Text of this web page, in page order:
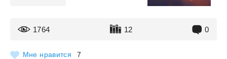
1764 12 0
Мне нравится 7